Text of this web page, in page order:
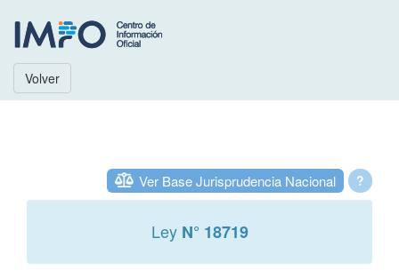
Volver
?
Ver Base Jurisprudencia Nacional
Ley N° 18719